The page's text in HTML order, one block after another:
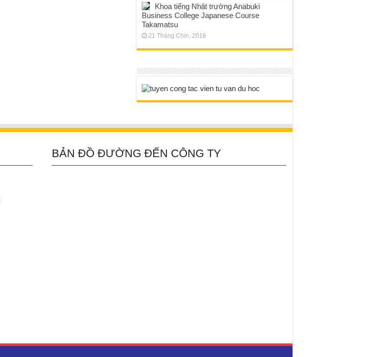
Khoa tiếng Nhật trường Anabuki
Business College Japanese Course
Takamatsu
21 Tháng Chín, 2016
BẢN ĐỒ ĐƯỜNG ĐẾN CÔNG TY